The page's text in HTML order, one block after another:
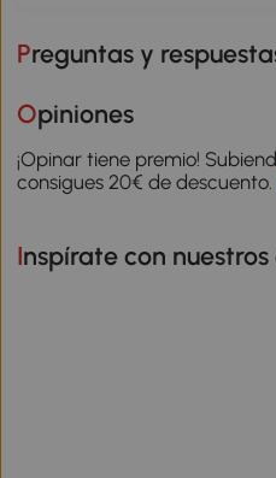
Preguntas y
Opiniones
¡Opinar tiene premio!
consigues 20€ de descuento.
Inspírate con